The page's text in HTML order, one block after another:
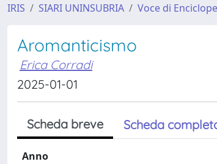
IRIS SIARI UNINSUBRIA Voce di
Aromanticismo
Erica Corradi
2025-01-01
Scheda breve Scheda
Anno